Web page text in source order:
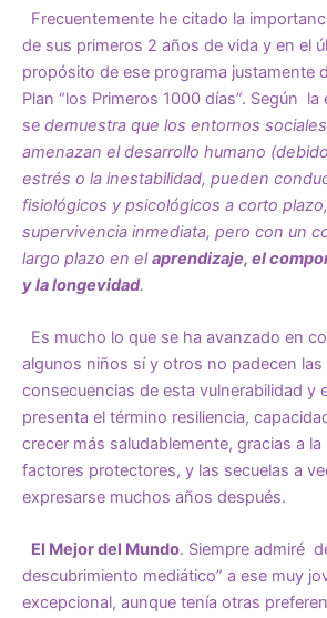
Frecuentemente he citado la
de sus primeros 2 años de vida y en el
propósito de ese programa justamente
Plan “los Primeros 1000 días”. Según
se demuestra que los entornos
amenazan el desarrollo humano
estrés o la inestabilidad, pueden
fisiológicos y psicológicos a corto
supervivencia inmediata, pero con un
largo plazo en elaprendizaje, el
y la longevidad.
Es mucho lo que se ha avanzado en
algunos niños sí y otros no padecen las
consecuencias de esta vulnerabilidad y
presenta el término resiliencia,
crecer más saludablemente, gracias a
factores protectores, y las secuelas a
expresarse muchos años después.
El Mejor del Mundo. Siempre admiré
descubrimiento mediático” a ese muy
excepcional, aunque tenía otras